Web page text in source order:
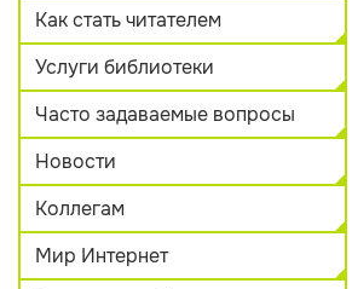
Как стать читателем
Услуги библиотеки
Часто задаваемые вопросы
Новости
Коллегам
Мир Интернет